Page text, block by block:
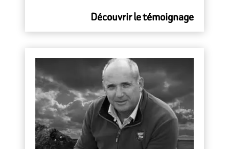
Découvrir le témoignage